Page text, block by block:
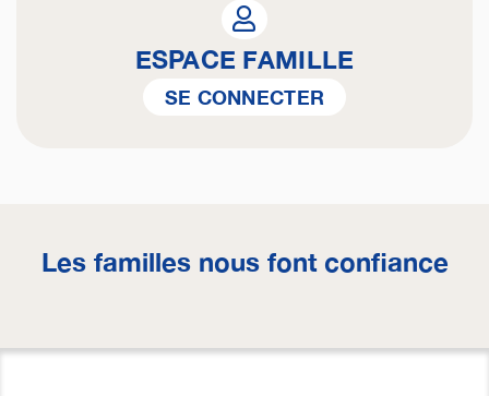
ESPACE FAMILLE
SE CONNECTER
Les familles nous font confiance